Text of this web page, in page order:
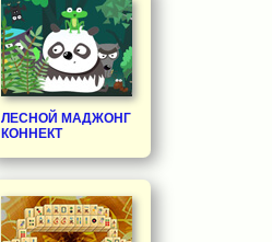
ЛЕСНОЙ МАДЖОНГ
КОННЕКТ